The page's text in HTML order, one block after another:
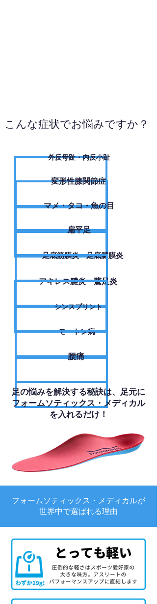
こんな症状でお悩みですか？
外反母趾・内反小趾
変形性膝関節症
​マメ・タコ・魚の目
扁平足
足底筋膜炎・足底腱膜炎
アキレス腱炎・鵞足炎
シンスプリント
モートン病
腰痛
足の悩みを解決する秘訣は、足元に
フォームソティックス・メディカル
を入れるだけ！
フォームソティックス・メディカルが
世界中で選ばれる理由